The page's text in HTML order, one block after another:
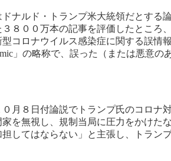
ナルド・トランプ米大統領だとする
８００万本の記事を評価したとこ
コロナウイルス感染症に関する誤情
」の略称で、誤った（または悪意
月８日付論説でトランプ氏のコロナ
を無視し、規制当局に圧力をかけ
してはならない」と主張し、トラン